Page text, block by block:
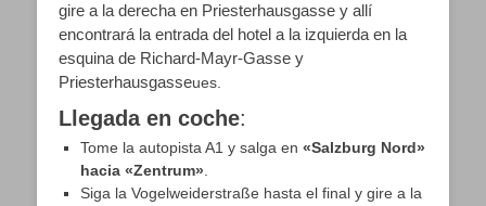
gire a la derecha en Priesterhausgasse y allí
encontrará la entrada del hotel a la izquierda en la
esquina de Richard-Mayr-Gasse y
Priesterhausgasseues.
Llegada en coche:
Tome la autopista A1 y salga en «Salzburg Nord»
hacia «Zentrum»
Siga la Vogelweiderstraße hasta el final y gire a la